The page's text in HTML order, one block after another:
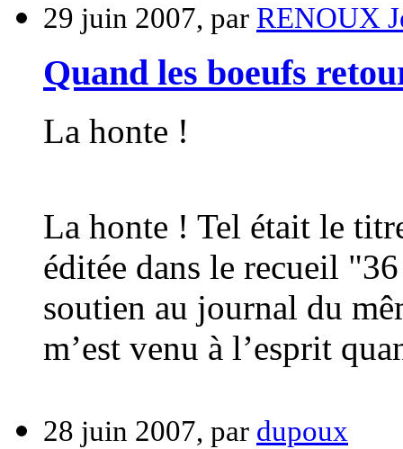
29 juin 2007, par RENOUX
Quand les boeufs
La honte !
La honte ! Tel était le
éditée dans le recueil
soutien au journal du
m’est venu à l’esprit
28 juin 2007, par dupoux